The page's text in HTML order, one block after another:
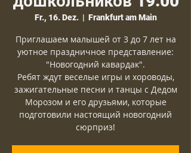
Fr., 16. Dez.
  |
Frankfurt am Main
Приглашаем малышей от 3 до 7 лет на
уютное праздничное представление:
"Новогодний кавардак".
Ребят ждут веселые игры и хороводы,
зажигательные песни и танцы с Дедом
Морозом и его друзьями, которые
подготовили настоящий новогодний
сюрприз!